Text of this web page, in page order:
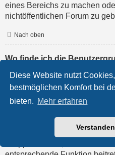
Diese Website nutzt
bestmöglichen Komfort bei
bieten. Mehr erfahren
eines Bereichs zu machen
nichtöffentlichen Forum zu
Nach oben
Wo finde ich die
Du findest die
persönlichen Bereich. Wenn
kannst du dies mit der
machen. Nicht alle Gruppen
geschlossen sein und